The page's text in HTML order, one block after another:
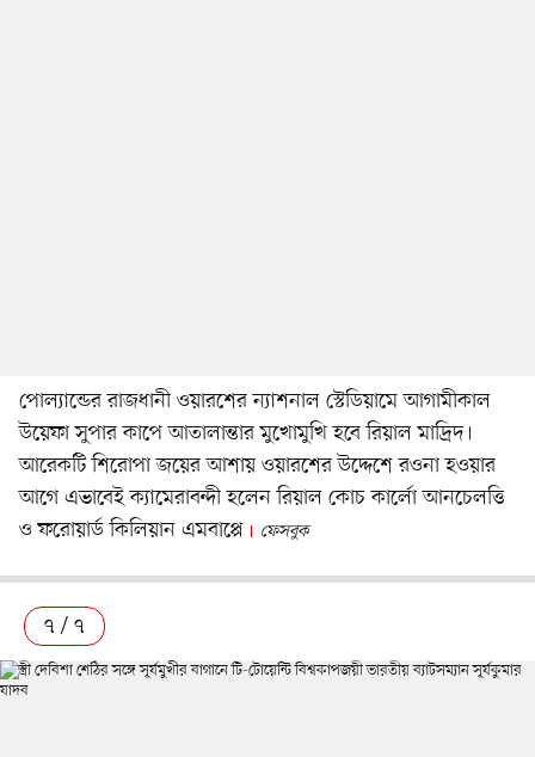
পোল্যান্ডের রাজধানী ওয়ারশের ন্যাশনাল স্টেডিয়ামে আগামীকাল
উয়েফা সুপার কাপে আতালান্তার মুখোমুখি হবে রিয়াল মাদ্রিদ।
আরেকটি শিরোপা জয়ের আশায় ওয়ারশের উদ্দেশে রওনা হওয়ার
আগে এভাবেই ক্যামেরাবন্দী হলেন রিয়াল কোচ কার্লো আনচেলত্তি
ও ফরোয়ার্ড কিলিয়ান এমবাপ্পে
ফেসবুক
৭ / ৭